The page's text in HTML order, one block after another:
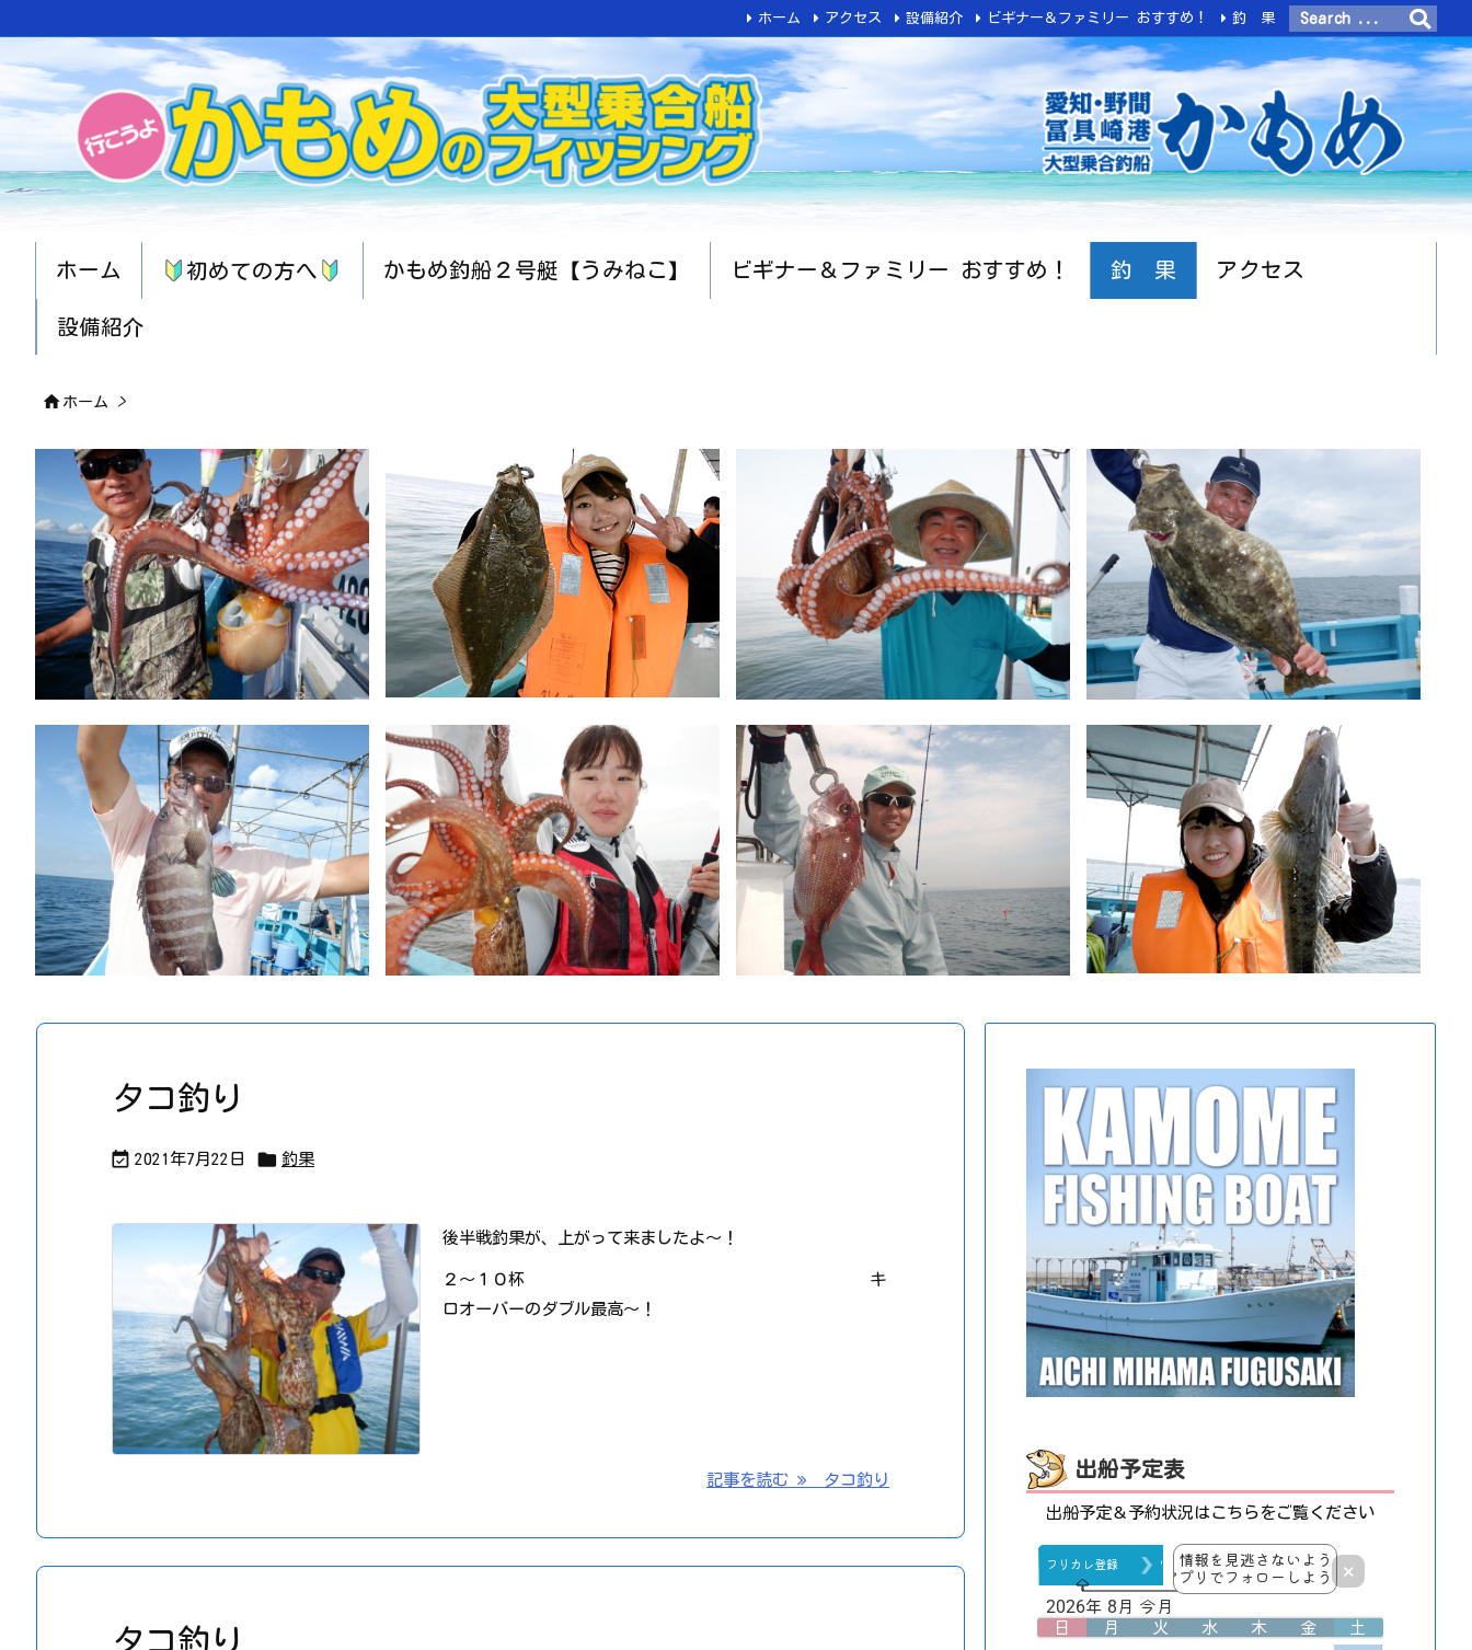
ホーム 初めての方へ かもめ釣船２号艇【うみねこ】 ビギナー＆ファミリー おすすめ！ 釣 果 アクセス
設備紹介
ホーム アクセス 設備紹介 ビギナー＆ファミリー おすすめ！ 釣 果
 ホーム >
タコ釣り
 2021年7月22日  釣果
後半戦釣果が、上がって来ましたよ～！
２～１０杯 キ
ロオーバーのダブル最高～！
記事を読む タコ釣り
タコ釣り
出船予定表
出船予定＆予約状況はこちらをご覧ください